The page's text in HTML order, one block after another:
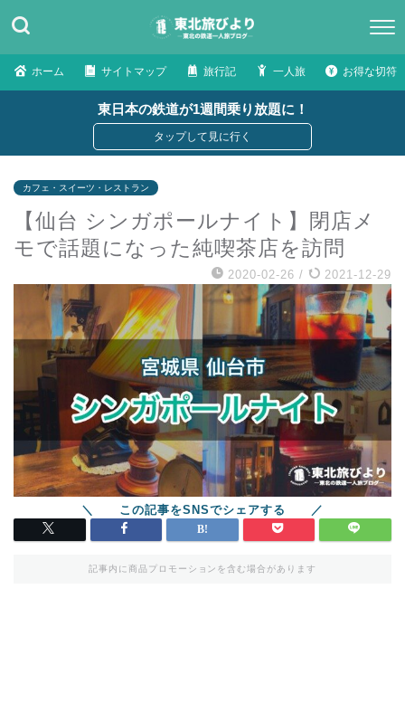
ホーム サイトマップ 旅行記 一人旅 お得な切符
東日本の鉄道が1週間乗り放題に！
カフェ・スイーツ・レストラン
【仙台 シンガポールナイト】閉店メ
モで話題になった純喫茶店を訪問
2020-02-26 / 2021-12-29
記事内に商品プロモーションを含む場合があります